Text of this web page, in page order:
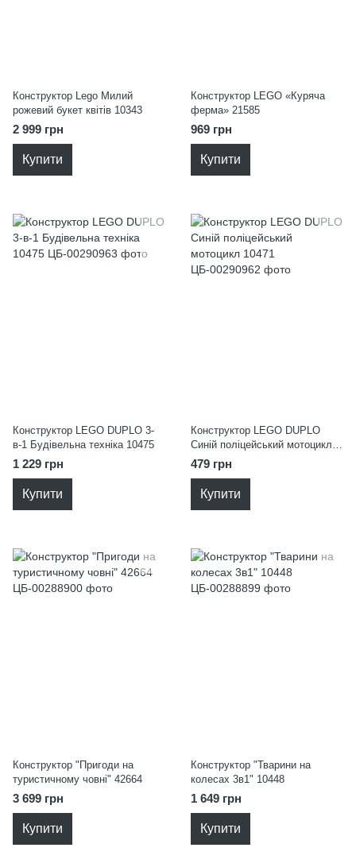
Конструктор Lego Милий
рожевий букет квітів 10343
2 999 грн
Купити
Конструктор LEGO «Куряча
ферма» 21585
969 грн
Купити
Конструктор LEGO DUPLO 3-
в-1 Будівельна техніка 10475
1 229 грн
Купити
Конструктор LEGO DUPLO
Синій поліцейський мотоцикл
10471
479 грн
Купити
Конструктор "Пригоди на
туристичному човні" 42664
3 699 грн
Купити
Конструктор "Тварини на
колесах 3в1" 10448
1 649 грн
Купити